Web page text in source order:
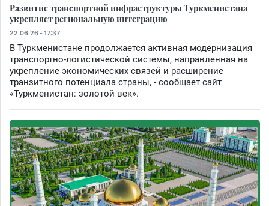
Развитие транспортной инфраструктуры Туркменистана
укрепляет региональную интеграцию
22.06.26 - 17:37
В Туркменистане продолжается активная модернизация
транспортно-логистической системы, направленная на
укрепление экономических связей и расширение
транзитного потенциала страны, - сообщает сайт
«Туркменистан: золотой век».